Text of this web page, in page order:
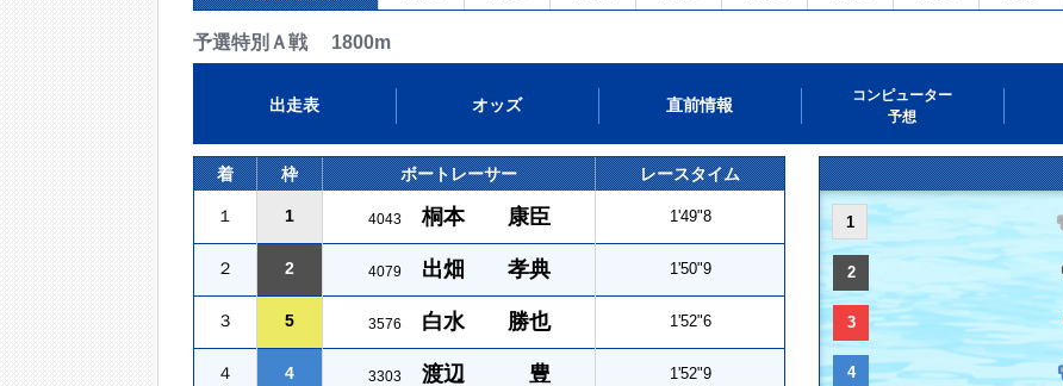
予選特別Ａ戦 1800m
出走表 オッズ 直前情報
コンピューター
予想
着 枠 ボートレーサー レースタイム
１ 1 4043 桐本 康臣 1'49"8
２ 2 4079 出畑 孝典 1'50"9
３ 5 3576 白水 勝也 1'52"6
４ 4 3303 渡辺 豊 1'52"9
1
2
3
4